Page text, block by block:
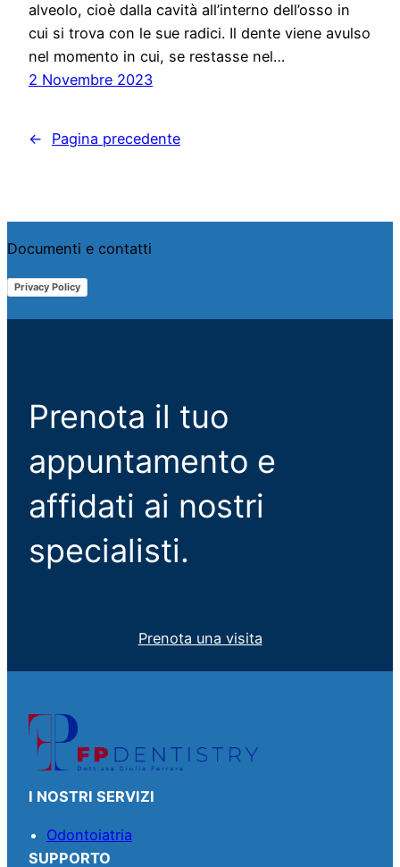
alveolo, cioè dalla cavità all’interno dell’osso in
cui si trova con le sue radici. Il dente viene avulso
nel momento in cui, se restasse nel…
2 Novembre 2023
← Pagina precedente
Documenti e contatti
Privacy Policy
Prenota il tuo
appuntamento e
affidati ai nostri
specialisti.
Prenota una visita
I NOSTRI SERVIZI
Odontoiatria
SUPPORTO